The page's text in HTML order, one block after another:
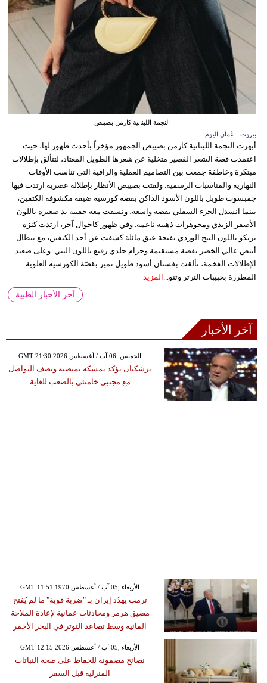
النجمة اللبنانية كارمن بصيبص
بيروت - عُمان اليوم
أبهرت النجمة اللبنانية كارمن بصيبص الجمهور مؤخراً بأحدث ظهور لها، حيث
اعتمدت قصة الشعر القصير متخلية عن شعرها الطويل المعتاد، لتتألق بإطلالات
مبتكرة وخاطفة جمعت بين التصاميم العملية والراقية التي تناسب الأوقات
النهارية والمناسبات الرسمية. ولفتت بصيبص الأنظار بإطلالة عصرية ارتدت فيها
جمبسوت طويل باللون الأسود الداكن بقصة كورسيه ضيقة مكشوفة الكتفين،
بينما انسدل الجزء السفلي بقصة واسعة، ونسقت معه حقيبة يد صغيرة باللون
الأصفر الزبدي ومجوهرات ذهبية ناعمة. وفي ظهور كاجوال آخر، ارتدت كنزة
تريكو باللون البيج الوردي بفتحة عنق مائلة كشفت عن أحد الكتفين، مع بنطال
أبيض عالي الخصر بقصة مستقيمة وحزام جلدي رفيع باللون البني. وعلى صعيد
الإطلالات الفخمة، تألقت بفستان أسود طويل تميز بقصّة الكورسيه العلوية
المطرزة بحبيبات الترتر وتنو... المزيد
آخر الأخبار الطبية
آخر الأخبار
GMT 21:30 2026 الخميس ,06 آب / أغسطس
بزشكيان يؤكد تمسكه بمنصبه ويصف التواصل
مع مجتبى خامنئي بالصعب للغاية
GMT 11:51 1970 الأربعاء ,05 آب / أغسطس
ترمب يهدّد إيران بـ "ضربة قوية" ما لم يُفتح
مضيق هرمز ومحادثات عمانية لإعادة الملاحة
المائية وسط تصاعد التوتر في البحر الأحمر
GMT 12:15 2026 الأربعاء ,05 آب / أغسطس
نصائح مضمونة للحفاظ على صحة النباتات
المنزلية قبل السفر